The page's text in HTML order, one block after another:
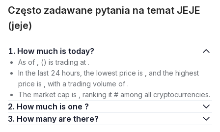
Często zadawane pytania na temat JEJE
(jeje)
1. How much is today?
As of , () is trading at .
In the last 24 hours, the lowest price is , and the highest
price is , with a trading volume of .
The market cap is , ranking it # among all cryptocurrencies.
2. How much is one ?
3. How many are there?